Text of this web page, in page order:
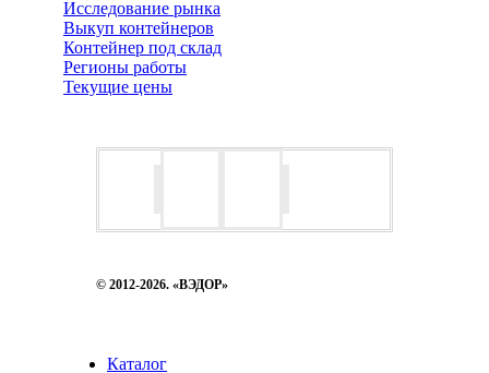
Исследование рынка
Выкуп контейнеров
Контейнер под склад
Регионы работы
Текущие цены
© 2012-2026. «ВЭДОР»
Каталог